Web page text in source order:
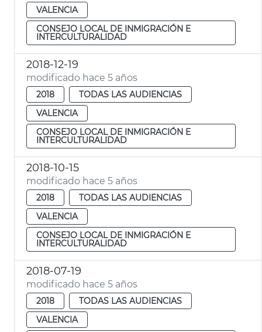
VALENCIA
CONSEJO LOCAL DE INMIGRACIÓN E
INTERCULTURALIDAD
2018-12-19
modificado hace 5 años
2018
TODAS LAS AUDIENCIAS
VALENCIA
CONSEJO LOCAL DE INMIGRACIÓN E
INTERCULTURALIDAD
2018-10-15
modificado hace 5 años
2018
TODAS LAS AUDIENCIAS
VALENCIA
CONSEJO LOCAL DE INMIGRACIÓN E
INTERCULTURALIDAD
2018-07-19
modificado hace 5 años
2018
TODAS LAS AUDIENCIAS
VALENCIA